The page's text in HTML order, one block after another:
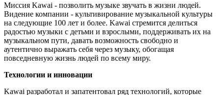
Миссия Kawai - позволить музыке звучать в жизни людей.
Видение компании - культивирование музыкальной культуры
на следующие 100 лет и более. Kawai стремится делиться
радостью музыки с детьми и взрослыми, поддерживать их на
музыкальном пути, давать возможность свободно и
аутентично выражать себя через музыку, обогащая
повседневную жизнь людей по всему миру.
Технологии и инновации
Kawai разработал и запатентовал ряд технологий, которые